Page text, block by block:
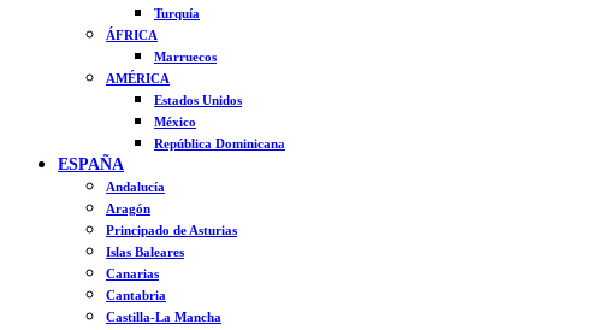
Turquía
ÁFRICA
Marruecos
AMÉRICA
Estados Unidos
México
República Dominicana
ESPAÑA
Andalucía
Aragón
Principado de Asturias
Islas Baleares
Canarias
Cantabria
Castilla-La Mancha